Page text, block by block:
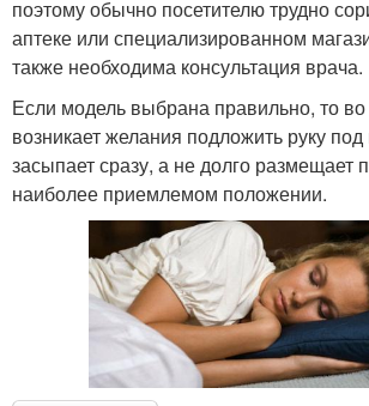
поэтому обычно посетителю трудно
аптеке или специализированном
также необходима консультация врача.
Если модель выбрана правильно, то
возникает желания подложить руку
засыпает сразу, а не долго размещает
наиболее приемлемом положении.